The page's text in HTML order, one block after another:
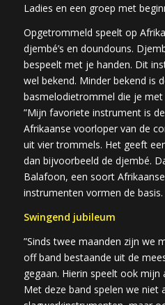
Ladies en een groep met
Opgetrommeld speelt op
djembé’s en doundouns.
bespeelt met je handen. Dit
wel bekend. Minder bekend is
basmelodietrommel die je met
”Mijn favoriete instrument is
Afrikaanse voorloper van de
uit vier trommels. Het geeft
dan bijvoorbeeld de djembé.
Balafoon, een soort
instrumenten vormen de basis.
Swingend jubileum
”Sinds twee maanden zijn we
off band bestaande uit de
gegaan. Hierin speelt ook mijn
Met deze band spelen we niet